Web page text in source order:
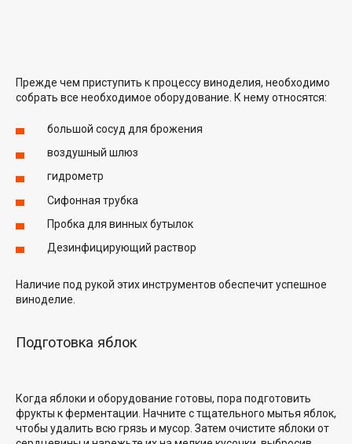
Прежде чем приступить к процессу виноделия, необходимо
собрать все необходимое оборудование. К нему относятся:
большой сосуд для брожения
воздушный шлюз
гидрометр
Сифонная трубка
Пробка для винных бутылок
Дезинфицирующий раствор
Наличие под рукой этих инструментов обеспечит успешное
виноделие.
Подготовка яблок
Когда яблоки и оборудование готовы, пора подготовить
фрукты к ферментации. Начните с тщательного мытья яблок,
чтобы удалить всю грязь и мусор. Затем очистите яблоки от